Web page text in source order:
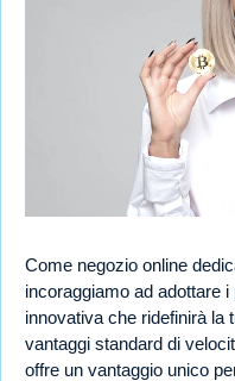
Come negozio online
incoraggiamo ad adottare
innovativa che ridefinirà la
vantaggi standard di
offre un vantaggio unico